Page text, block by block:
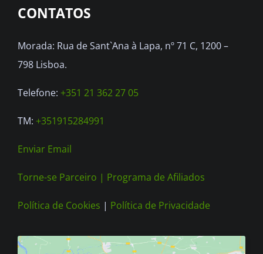
may
chosen
on
the
page
CONTATOS
Morada: Rua de Sant`Ana à Lapa, nº 71 C, 1200 –
798 Lisboa.
Telefone: +351 21 362 27 05
TM: +351915284991
Enviar Email
Torne-se Parceiro | Programa de Afiliados
Política de Cookies | Política de Privacidade